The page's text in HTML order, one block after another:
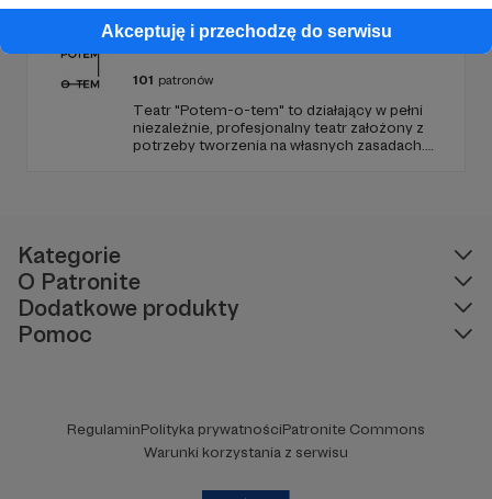
Akceptuję i przechodzę do serwisu
Potem-o-tem
101 patronów
Teatr "Potem-o-tem" to działający w pełni
niezależnie, profesjonalny teatr założony z
potrzeby tworzenia na własnych zasadach.
Kategorie
O Patronite
Dodatkowe produkty
Pomoc
RegulaminPolityka prywatnościPatronite Commons
Warunki korzystania z serwisu